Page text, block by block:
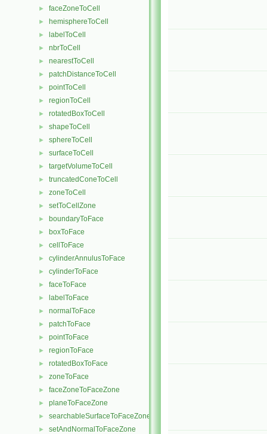
► faceZoneToCell
► hemisphereToCell
► labelToCell
► nbrToCell
► nearestToCell
► patchDistanceToCell
► pointToCell
► regionToCell
► rotatedBoxToCell
► shapeToCell
► sphereToCell
► surfaceToCell
► targetVolumeToCell
► truncatedConeToCell
► zoneToCell
► setToCellZone
► boundaryToFace
► boxToFace
► cellToFace
► cylinderAnnulusToFace
► cylinderToFace
► faceToFace
► labelToFace
► normalToFace
► patchToFace
► pointToFace
► regionToFace
► rotatedBoxToFace
► zoneToFace
► faceZoneToFaceZone
► planeToFaceZone
► searchableSurfaceToFaceZone
► setAndNormalToFaceZone